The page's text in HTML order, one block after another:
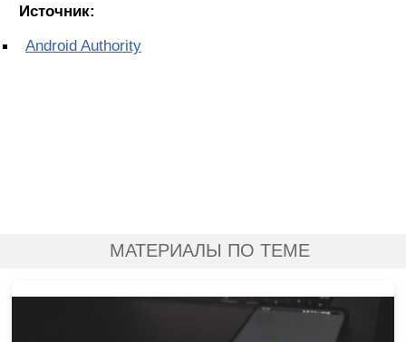
Источник:
Android Authority
МАТЕРИАЛЫ ПО ТЕМЕ